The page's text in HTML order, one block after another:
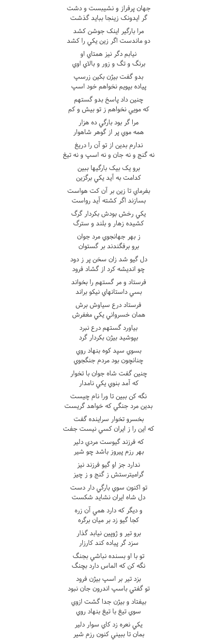
جهان پرفراز و نشيبست و دشت
گر ايدونک زينجا ببايد گذشت
مرا بارگير اينک جوشن کشد
دو ماندست اگر زين يکي را کشد
نيابم دگر نيز همتاي او
برنگ و تگ و زور و بالاي اوي
بدو گفت بيژن بکين زرسپ
پياده بپويم نخواهم خود اسپ
چنين داد پاسخ بدو گستهم
که مويي نخواهم ز تو بيش و کم
مرا گر بود بارگي ده هزار
همه موي پر از گوهر شاهوار
ندارم بدين از تو آن را دريغ
نه گنج و نه جان و نه اسپ و نه تيغ
برو يک بيک بارگيها ببين
کدامت به آيد يکي برگزين
بفرماي تا زين بر آن کت هواست
بسازند اگر کشته آيد رواست
يکي رخش بودش بکردار گرگ
کشيده زهار و بلند و سترگ
ز بهر جهانجوي مرد جوان
برو برفگندند بر گستوان
دل گيو شد زان سخن پر ز دود
چو انديشه کرد از گشاد فرود
فرستاد و مر گستهم را بخواند
بسي داستانهاي نيکو براند
فرستاد درع سياوش برش
همان خسرواني يکي مغفرش
بياورد گستهم درع نبرد
بپوشيد بيژن بکردار گرد
بسوي سپد کوه بنهاد روي
چنانچون بود مردم جنگجوي
چنين گفت شاه جوان با تخوار
که آمد بنوي يکي نامدار
نگه کن ببين تا ورا نام چيست
بدين مرد جنگي که خواهد گريست
بخسرو تخوار سراينده گفت
که اين را ز ايران کسي نيست جفت
که فرزند گيوست مردي دلير
بهر رزم پيروز باشد چو شير
ندارد جز او گيو فرزند نيز
گراميترستش ز گنج و ز چيز
تو اکنون سوي بارگي دار دست
دل شاه ايران نشايد شکست
و ديگر که دارد همي آن زره
کجا گيو زد بر ميان برگره
برو تير و ژوپين نيابد گذار
سزد گر پياده کند کارزار
تو با او بسنده نباشي بجنگ
نگه کن که الماس دارد بچنگ
بزد تير بر اسپ بيژن فرود
تو گفتي باسپ اندرون جان نبود
بيفتاد و بيژن جدا گشت ازوي
سوي تيغ با تيغ بنهاد روي
يکي نعره زد کاي سوار دلير
بمان تا ببيني کنون رزم شير